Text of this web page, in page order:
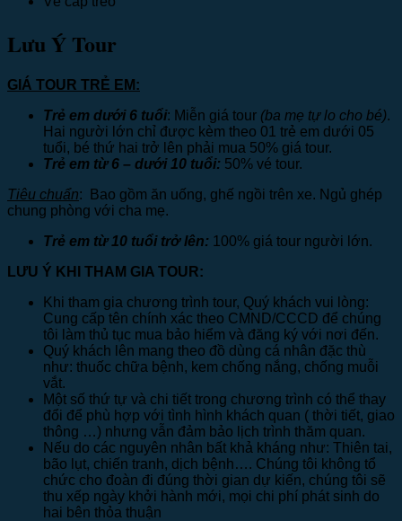
Lưu Ý Tour
GIÁ TOUR TRẺ EM:
Trẻ em dưới 6 tuổi: Miễn giá tour (ba mẹ tự lo cho bé).
Hai người lớn chỉ được kèm theo 01 trẻ em dưới 05
tuổi, bé thứ hai trở lên phải mua 50% giá tour.
Trẻ em từ 6 – dưới 10 tuổi: 50% vé tour.
Tiêu chuẩn: Bao gồm ăn uống, ghế ngồi trên xe. Ngủ ghép
chung phòng với cha mẹ.
Trẻ em từ 10 tuổi trở lên: 100% giá tour người lớn.
LƯU Ý KHI THAM GIA TOUR:
Khi tham gia chương trình tour, Quý khách vui lòng:
Cung cấp tên chính xác theo CMND/CCCD để chúng
tôi làm thủ tục mua bảo hiểm và đăng ký với nơi đến.
Quý khách lên mang theo đồ dùng cá nhân đặc thù
như: thuốc chữa bệnh, kem chống nắng, chống muỗi
vắt.
Một số thứ tự và chi tiết trong chương trình có thể thay
đổi để phù hợp với tình hình khách quan ( thời tiết, giao
thông …) nhưng vẫn đảm bảo lịch trình thăm quan.
Nếu do các nguyên nhân bất khả kháng như: Thiên tai,
bão lụt, chiến tranh, dịch bệnh…. Chúng tôi không tổ
chức cho đoàn đi đúng thời gian dự kiến, chúng tôi sẽ
thu xếp ngày khởi hành mới, mọi chi phí phát sinh do
hai bên thỏa thuận